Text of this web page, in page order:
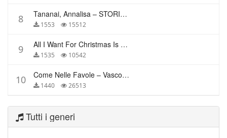
8 Tananai, Annalisa – STORIE BREVI
1553 15512
9 All I Want For Christmas Is You – Mariah Carey
1535 10542
10 Come Nelle Favole – Vasco Rossi
1440 26513
Tutti i generi